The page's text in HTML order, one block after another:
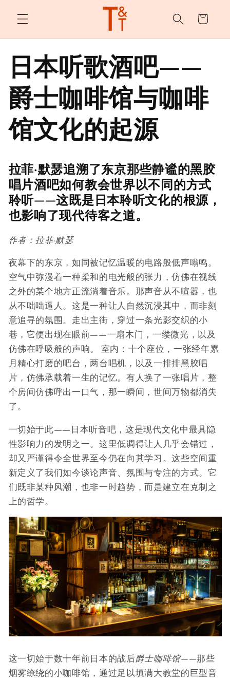
容
物
日本听歌酒吧——
爵士咖啡馆与咖啡
馆文化的起源
拉菲·默瑟追溯了东京那些静谧的黑胶
唱片酒吧如何教会世界以不同的方式
聆听——这既是日本聆听文化的根源，
也影响了现代待客之道。
作者：拉菲·默瑟
夜幕下的东京，如同被记忆温暖的电路般低声嗡鸣。
空气中弥漫着一种柔和的电光般的张力，仿佛在视线
之外的某个地方正流淌着音乐。那声音从不喧嚣，也
从不咄咄逼人。这是一种让人自然沉浸其中，而非刻
意追寻的氛围。走出主街，穿过一条光影交织的小
巷，它便出现在眼前——一扇木门，一缕微光，以及
仿佛在呼吸般的声响。 室内：十个座位，一张经年累
月精心打磨的吧台，两台唱机，以及一排排黑胶唱
片，仿佛承载着一生的记忆。有人换了一张唱片，整
个房间仿佛呼出一口气，那一瞬间，世间万物都消失
了。
一切始于此——日本听音吧，这是现代文化中最具隐
性影响力的发明之一。这里低调得让人几乎会错过，
却又严谨得令全世界至今仍在向其学习。这些空间重
新定义了我们如今谈论声音、氛围与专注的方式。它
们既非某种风潮，也非一时趋势，而是建立在克制之
上的哲学。
这一切始于数十年前日本的战后爵士咖啡馆——那些
烟雾缭绕的小咖啡馆，通过足以填满大教堂的巨型音